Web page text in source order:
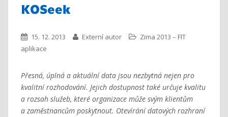
KOSeek
15. 12. 2013 Externí autor
Zima 2013 – FIT
aplikace
Přesná, úplná a aktuální data jsou nezbytná nejen pro
kvalitní rozhodování. Jejich dostupnost také určuje kvalitu
a rozsah služeb, které organizace může svým klientům
a zaměstnancům poskytnout. Otevírání datových rozhraní